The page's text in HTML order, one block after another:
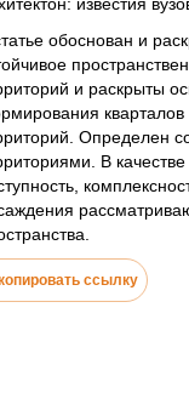
обоснован и
и раскрыты
кварталов
Определен
В
ссылку